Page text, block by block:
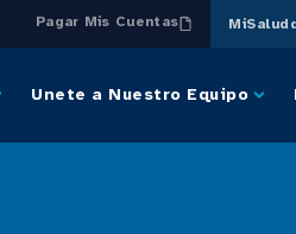
Pagar Mis Cuentas
Unete a Nuestro Equipo